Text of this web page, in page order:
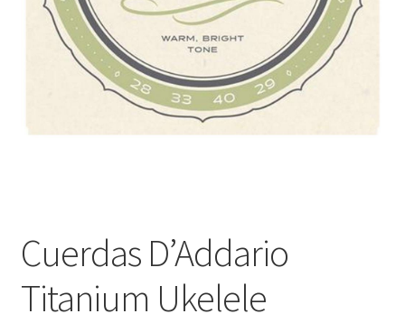
Подтверждение заказа
Cuerdas D’Addario
Titanium Ukelele